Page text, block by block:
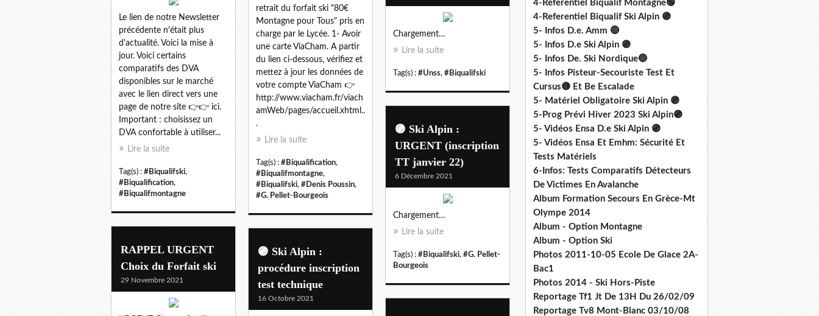
retrait du forfait ski "80€
Montagne pour Tous" pris en
charge par le Lycée. 1- Avoir
une carte ViaCham. A partir
du lien ci-dessous, vérifiez et
mettez à jour les données de
votre compte ViaCham 👉
http://www.viacham.fr/viach
amWeb/pages/accueil.xhtml..
.
Lire la suite
Tag(s) : #Biqualification,
#Biqualifmontagne,
#Biqualifski, #Denis Poussin,
#G. Pellet-Bourgeois
Le lien de notre Newsletter
précédente n'était plus
d'actualité. Voici la mise à
jour. Voici certains
comparatifs des DVA
disponibles sur le marché
avec le lien direct vers une
page de notre site 👉👉 ici.
Important : choisissez un
DVA confortable à utiliser...
Lire la suite
Tag(s) : #Biqualifski,
#Biqualification,
#Biqualifmontagne
Chargement…
Lire la suite
Tag(s) : #Unss, #Biqualifski
🟣 Ski Alpin :
URGENT (inscription
TT janvier 22)
6 Décembre 2021
Chargement…
Lire la suite
Tag(s) : #Biqualifski, #G. Pellet-
Bourgeois
RAPPEL URGENT
Choix du Forfait ski
29 Novembre 2021
🟣 Ski Alpin :
procédure inscription
test technique
16 Octobre 2021
4-Referentiel Biqualif Montagne🟢
4-Referentiel Biqualif Ski Alpin 🟣
5- Infos D.e. Amm 🔴
5- Infos D.e Ski Alpin 🟣
5- Infos De. Ski Nordique🔵
5- Infos Pisteur-Secouriste Test Et
Cursus🟡 Et Be Escalade
5- Matériel Obligatoire Ski Alpin 🟣
5-Prog Prévi Hiver 2023 Ski Alpin🟣
5- Vidéos Ensa D.e Ski Alpin 🟣
5- Vidéos Ensa Et Emhm: Sécurité Et
Tests Matériels
6-Infos: Tests Comparatifs Détecteurs
De Victimes En Avalanche
Album Formation Secours En Grèce-Mt
Olympe 2014
Album - Option Montagne
Album - Option Ski
Photos 2011-10-05 Ecole De Glace 2A-
Bac1
Photos 2014 - Ski Hors-Piste
Reportage Tf1 Jt De 13H Du 26/02/09
Reportage Tv8 Mont-Blanc 03/10/08